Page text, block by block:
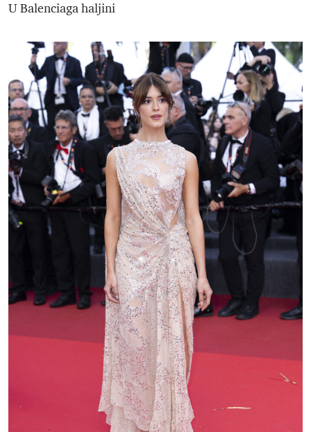
U Balenciaga haljini